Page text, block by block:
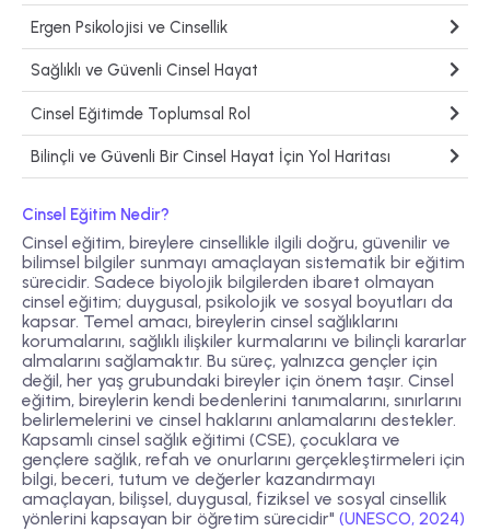
Ergen Psikolojisi ve Cinsellik
Sağlıklı ve Güvenli Cinsel Hayat
Cinsel Eğitimde Toplumsal Rol
Bilinçli ve Güvenli Bir Cinsel Hayat İçin Yol Haritası
Cinsel Eğitim Nedir?
Cinsel eğitim, bireylere cinsellikle ilgili doğru, güvenilir ve
bilimsel bilgiler sunmayı amaçlayan sistematik bir eğitim
sürecidir. Sadece biyolojik bilgilerden ibaret olmayan
cinsel eğitim; duygusal, psikolojik ve sosyal boyutları da
kapsar. Temel amacı, bireylerin cinsel sağlıklarını
korumalarını, sağlıklı ilişkiler kurmalarını ve bilinçli kararlar
almalarını sağlamaktır. Bu süreç, yalnızca gençler için
değil, her yaş grubundaki bireyler için önem taşır. Cinsel
eğitim, bireylerin kendi bedenlerini tanımalarını, sınırlarını
belirlemelerini ve cinsel haklarını anlamalarını destekler.
Kapsamlı cinsel sağlık eğitimi (CSE), çocuklara ve
gençlere sağlık, refah ve onurlarını gerçekleştirmeleri için
bilgi, beceri, tutum ve değerler kazandırmayı
amaçlayan, bilişsel, duygusal, fiziksel ve sosyal cinsellik
yönlerini kapsayan bir öğretim sürecidir" (UNESCO, 2024)